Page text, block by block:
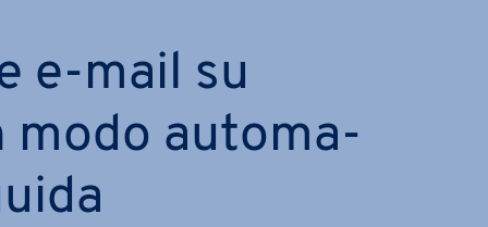
e-mail su
modo au­to­ma­